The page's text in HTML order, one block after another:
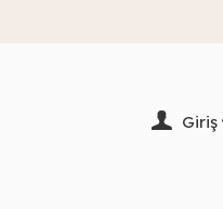
Giriş